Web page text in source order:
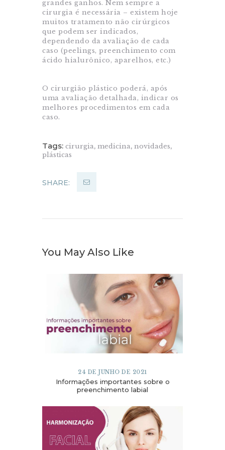
grandes ganhos. Nem sempre a
cirurgia é necessária – existem hoje
muitos tratamento não cirúrgicos
que podem ser indicados,
dependendo da avaliação de cada
caso (peelings, preenchimento com
ácido hialurônico, aparelhos, etc.)
O cirurgião plástico poderá, após
uma avaliação detalhada, indicar os
melhores procedimentos em cada
caso.
Tags: cirurgia, medicina, novidades,
plásticas
SHARE:
You May Also Like
24 DE JUNHO DE 2021
Informações importantes sobre o
preenchimento labial